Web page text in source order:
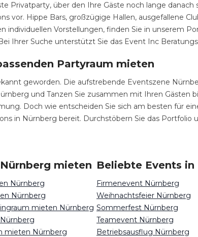
Privatparty, über den Ihre Gäste noch lange
vor. Hippe Bars, großzügige Hallen, ausgefallene
individuellen Vorstellungen, finden Sie in unserem
Ihrer Suche unterstützt Sie das Event Inc
Partyraum mieten
geworden. Die aufstrebende Eventszene
und Tanzen Sie zusammen mit Ihren Gästen
Doch wie entscheiden Sie sich am besten für
in Nürnberg bereit. Durchstöbern Sie das Portfolio
mieten
Nürnberg
Nürnberg
mieten Nürnberg
mieten Nürnberg
Beliebte Events in
Firmenevent Nürnberg
Weihnachtsfeier Nürnberg
Sommerfest Nürnberg
Teamevent Nürnberg
Betriebsausflug Nürnberg